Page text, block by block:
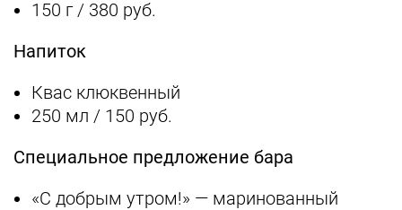
150 г / 380 руб.
Напиток
Квас клюквенный
250 мл / 150 руб.
Специальное предложение бара
«С добрым утром!» — маринованный